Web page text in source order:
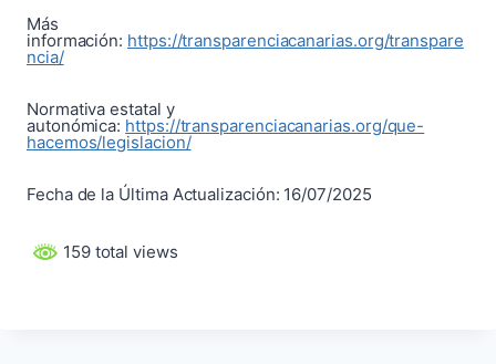
Más
información: https://transparenciacanarias.org/transpare
ncia/
Normativa estatal y
autonómica: https://transparenciacanarias.org/que-
hacemos/legislacion/
Fecha de la Última Actualización: 16/07/2025
159 total views